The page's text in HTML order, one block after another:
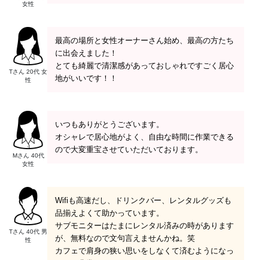
女性
Tさん 20代 女
性
最高の場所と女性オーナーさん始め、最高の方たち
に出会えました！
とても綺麗で清潔感があっておしゃれですごく居心
地がいいです！！
Mさん 40代
女性
いつもありがとうございます。
オシャレで居心地がよく、自由な時間に作業できる
ので大変重宝させていただいております。
Tさん 40代 男
性
Wifiも高速だし、ドリンクバー、レンタルグッズも
品揃えよくて助かっています。
サブモニターはたまにレンタル済みの時があります
が、無料なので文句言えませんかね。笑
カフェで肩身の狭い思いをしなくて済むようになっ